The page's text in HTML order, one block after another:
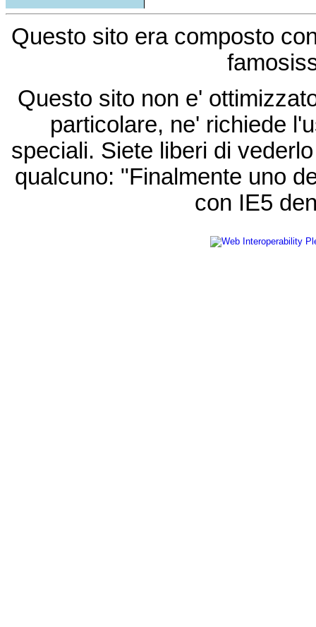
Questo sito era composto
Questo sito non e'
particolare, ne' richiede
speciali. Siete liberi di
qualcuno: "Finalmente uno
con IE5